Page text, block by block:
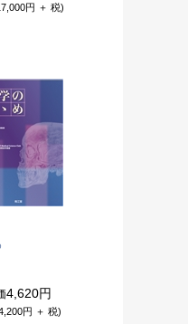
円 ＋ 税)
4,620円
円 ＋ 税)